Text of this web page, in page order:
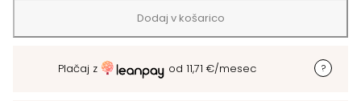
z
žepkastimi
Dodaj v košarico
Plačaj z od 11,71 €/mesec